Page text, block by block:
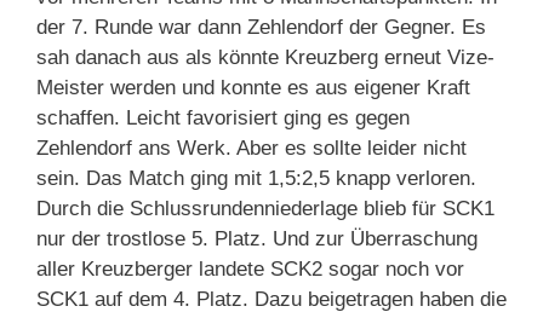
der 7. Runde war dann Zehlendorf der Gegner. Es
sah danach aus als könnte Kreuzberg erneut Vize-
Meister werden und konnte es aus eigener Kraft
schaffen. Leicht favorisiert ging es gegen
Zehlendorf ans Werk. Aber es sollte leider nicht
sein. Das Match ging mit 1,5:2,5 knapp verloren.
Durch die Schlussrundenniederlage blieb für SCK1
nur der trostlose 5. Platz. Und zur Überraschung
aller Kreuzberger landete SCK2 sogar noch vor
SCK1 auf dem 4. Platz. Dazu beigetragen haben die